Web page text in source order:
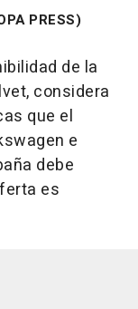
PRESS)
de la
considera
que el
e
debe
es